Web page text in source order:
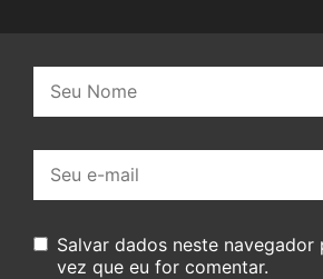
mail:
Salvar dados neste navegador
vez que eu for comentar.